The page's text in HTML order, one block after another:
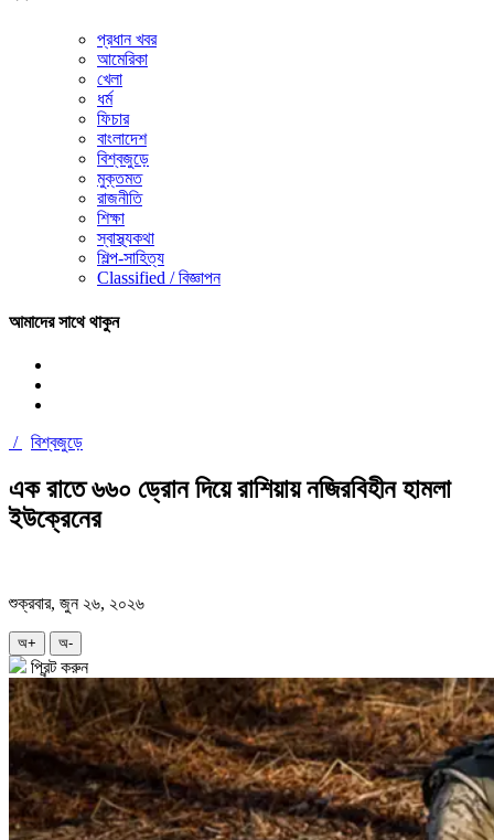
প্রধান খবর
আমেরিকা
খেলা
ধর্ম
ফিচার
বাংলাদেশ
বিশ্বজুড়ে
মুক্তমত
রাজনীতি
শিক্ষা
স্বাস্থ্যকথা
শিল্প-সাহিত্য
Classified / বিজ্ঞাপন
আমাদের সাথে থাকুন
/ বিশ্বজুড়ে
এক রাতে ৬৬০ ড্রোন দিয়ে রাশিয়ায় নজিরবিহীন হামলা
ইউক্রেনের
শুক্রবার, জুন ২৬, ২০২৬
অ+ অ-
প্রিন্ট করুন